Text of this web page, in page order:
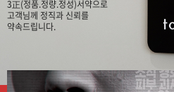
3正(정품.정량.정성)서약으로
고객님께 정직과 신뢰를
약속드립니다.